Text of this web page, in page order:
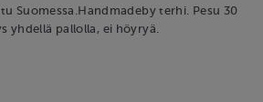
Suomessa.Handmadeby terhi. Pesu 30
yhdellä pallolla, ei höyryä.